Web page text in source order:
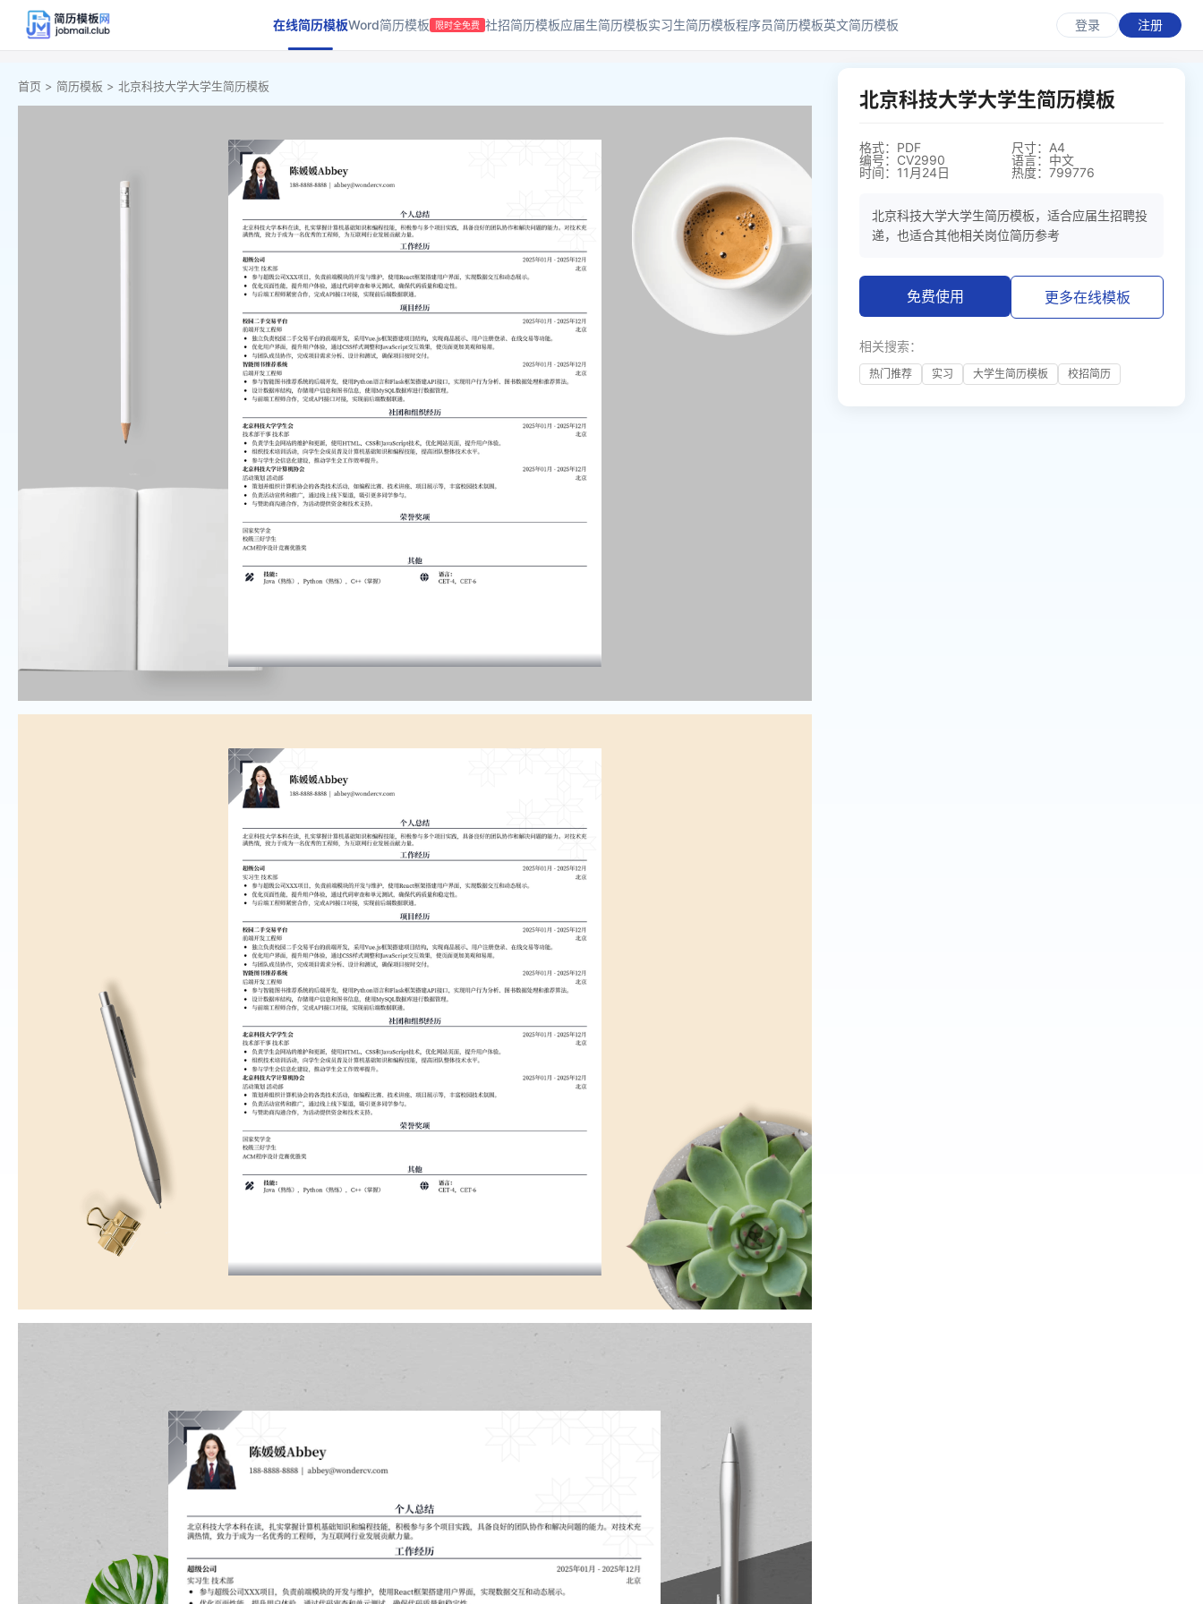
在线简历模板Word简历模板 限时全免费 社招简历模板应届生简历模板实习生简历模板程序员简历模板英文简历模板 登录 注册
首页 > 简历模板 > 北京科技大学大学生简历模板
北京科技大学大学生简历模板
格式：PDF
尺寸：A4
编号：CV2990
语言：中文
时间：11月24日
热度：799776
北京科技大学大学生简历模板，适合应届生招聘投
递，也适合其他相关岗位简历参考
免费使用 更多在线模板
相关搜索：
热门推荐 实习 大学生简历模板 校招简历